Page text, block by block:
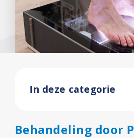
In deze categorie
Behandeling door